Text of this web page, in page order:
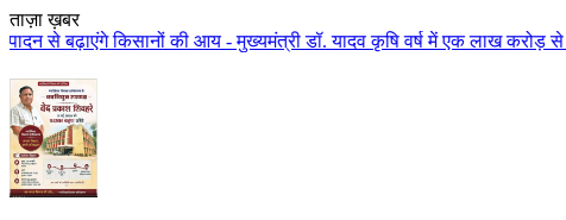
ताज़ा ख़बर
की आय - मुख्यमंत्री डॉ. यादव कृषि वर्ष में एक लाख करोड़ से अधिक राशि